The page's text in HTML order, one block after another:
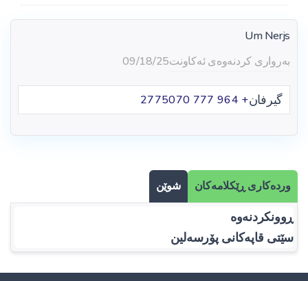
Um Nerjs
بەرواری کردنەوەی ئەکاونت09/18/25
گیرفان+ 964 777 2775070
وردەکاری ڕێکلامەکان شوێن
ڕوونکردنەوە
سێتی قاپەکانی پۆرسەلین